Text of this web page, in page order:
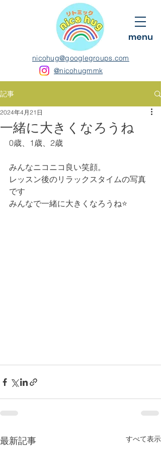
nicohug@googlegroups.com
menu
@nicohugmmk
記事
一緒に大きくなろうね
2024年4月21日
0歳、1歳、2歳
みんなニコニコ良い笑顔。
レッスン後のリラックスタイムの写真
です
みんなで一緒に大きくなろうね⭐️
最新記事 すべて表示